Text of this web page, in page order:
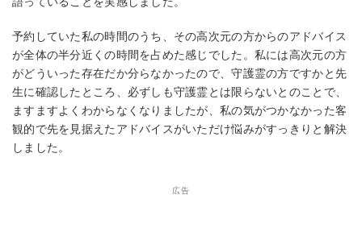
予約していた私の時間のうち、その高次元の方からのアドバイス
が全体の半分近くの時間を占めた感じでした。私には高次元の方
がどういった存在だか分らなかったので、守護霊の方ですかと先
生に確認したところ、必ずしも守護霊とは限らないとのことで、
ますますよくわからなくなりましたが、私の気がつかなかった客
観的で先を見据えたアドバイスがいただけ悩みがすっきりと解決
しました。
広告